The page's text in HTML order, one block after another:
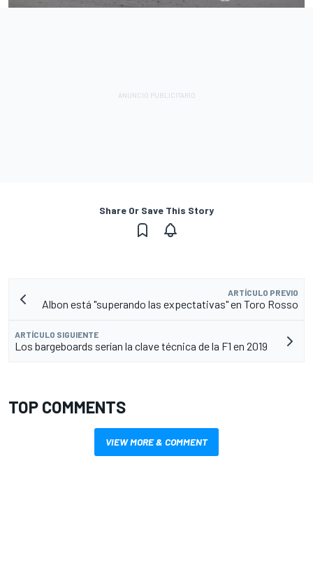
Share Or Save This Story
ARTÍCULO PREVIO
Albon está "superando las expectativas" en Toro Rosso
ARTÍCULO SIGUIENTE
Los bargeboards serían la clave técnica de la F1 en 2019
TOP COMMENTS
VIEW MORE & COMMENT